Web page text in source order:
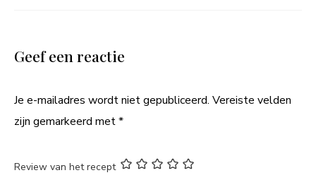
Geef een reactie
Je e-mailadres wordt niet gepubliceerd. Vereiste velden
zijn gemarkeerd met*
Review van het recept